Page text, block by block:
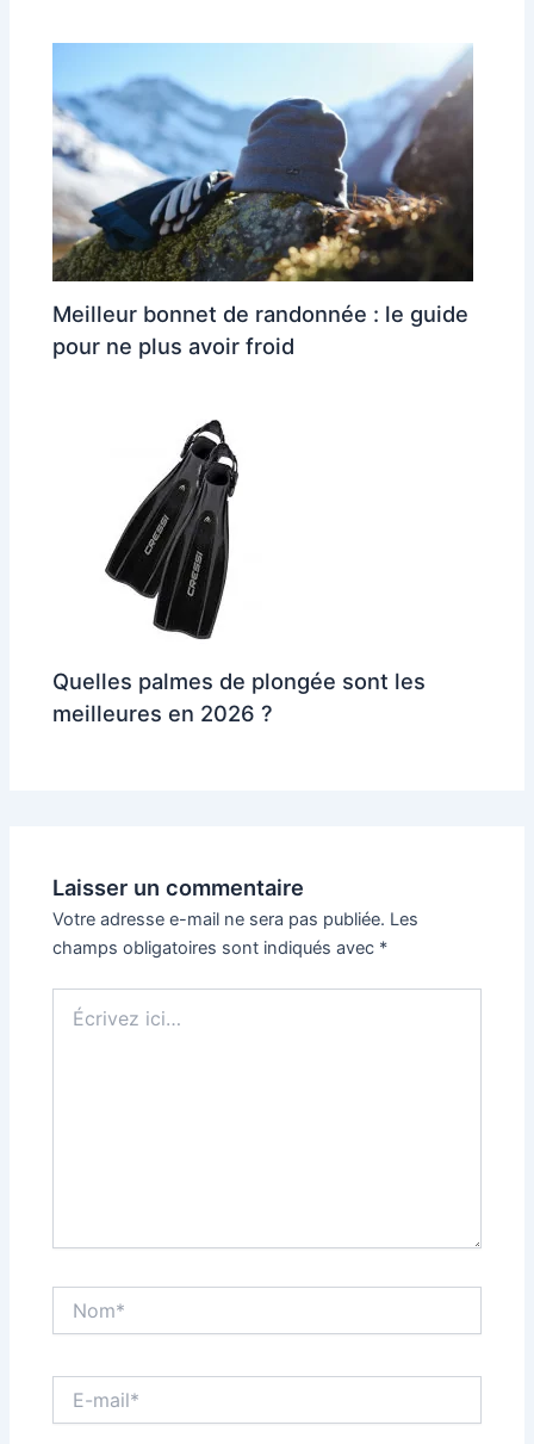
Meilleur bonnet de randonnée : le guide
pour ne plus avoir froid
Quelles palmes de plongée sont les
meilleures en 2026 ?
Laisser un commentaire
Votre adresse e-mail ne sera pas publiée. Les
champs obligatoires sont indiqués avec *
ici…
mail*